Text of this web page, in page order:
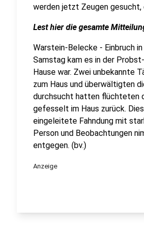
werden jetzt Zeugen
Lest hier die gesamte
Warstein-Belecke - Einbruch
Samstag kam es in der
Hause war. Zwei unbekannte
zum Haus und überwältigten
durchsucht hatten flüchteten
gefesselt im Haus zurück.
eingeleitete Fahndung mit
Person und Beobachtungen
entgegen. (bv.)
Anzeige